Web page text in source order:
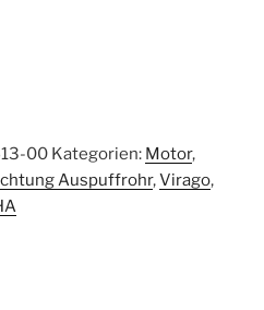
00 Kategorien: Motor,
Auspuffrohr,Virago,